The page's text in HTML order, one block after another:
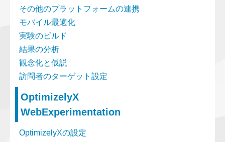
その他のプラットフォームの連携
モバイル最適化
実験のビルド
結果の分析
観念化と仮説
訪問者のターゲット設定
OptimizelyX
WebExperimentation
OptimizelyXの設定